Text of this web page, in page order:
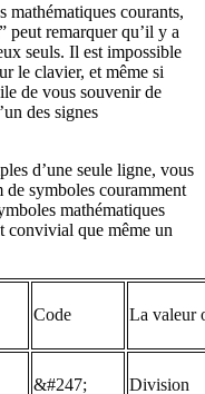
mathématiques courants,
peut remarquer qu’il y a
seuls. Il est impossible
le clavier, et même si
de vous souvenir de
des signes
d’une seule ligne, vous
symboles couramment
mathématiques
convivial que même un
Code La valeur
&#247; Division